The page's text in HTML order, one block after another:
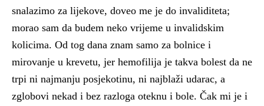
snalazimo za lijekove, doveo me je do invaliditeta;
morao sam da budem neko vrijeme u invalidskim
kolicima. Od tog dana znam samo za bolnice i
mirovanje u krevetu, jer hemofilija je takva bolest da ne
trpi ni najmanju posjekotinu, ni najblaži udarac, a
zglobovi nekad i bez razloga oteknu i bole. Čak mi je i